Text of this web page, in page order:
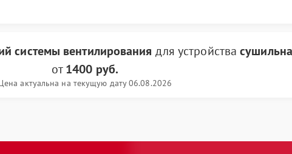
системы вентилирования для устройства
от1400 руб.
актуальна на текущую дату 06.08.2026